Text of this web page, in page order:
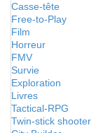
Casse-tête
Free-to-Play
Film
Horreur
FMV
Survie
Exploration
Livres
Tactical-RPG
Twin-stick shooter